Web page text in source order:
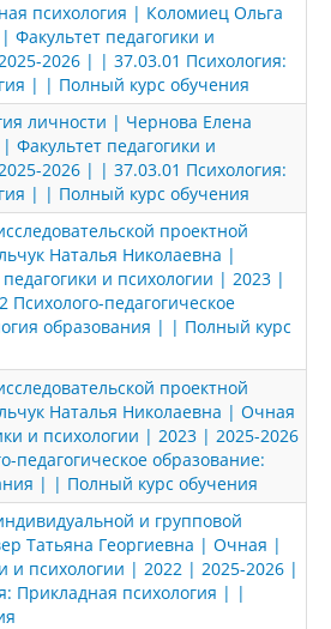
психология | Коломиец Ольга
педагогики и
2026 | | 37.03.01 Психология:
| | Полный курс обучения
личности | Чернова Елена
педагогики и
2026 | | 37.03.01 Психология:
| | Полный курс обучения
проектной
Наталья Николаевна |
и психологии | 2023 |
педагогическое
образования | | Полный курс
проектной
Наталья Николаевна | Очная
и психологии | 2023 | 2025-2026
педагогическое образование:
| | Полный курс обучения
и групповой
Татьяна Георгиевна | Очная |
и психологии | 2022 | 2025-2026 |
Прикладная психология | |